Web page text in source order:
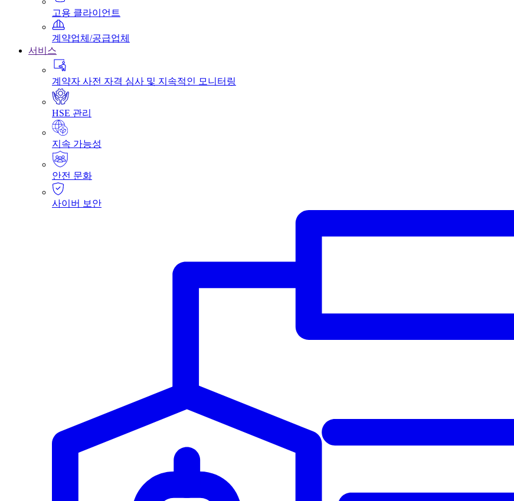
고용 클라이언트
계약업체/공급업체
서비스
계약자 사전 자격 심사 및 지속적인 모니터링
HSE 관리
지속 가능성
안전 문화
사이버 보안